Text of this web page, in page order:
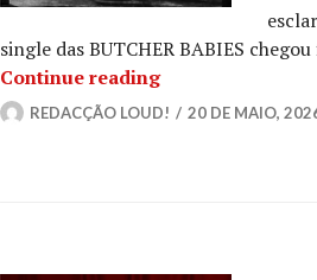
single das BUTCHER BABIES
Continue readingBUTCHER
REDACÇÃO LOUD! 20 DE MAIO,